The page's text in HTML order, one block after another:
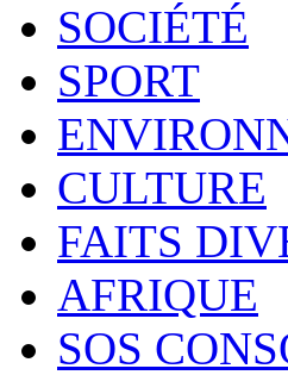
SOCIÉTÉ
SPORT
CULTURE
FAITS
AFRIQUE
SOS